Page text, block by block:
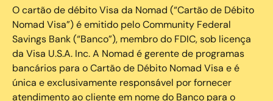
O cartão de débito Visa da Nomad (“Cartão de Débito
Nomad Visa”) é emitido pelo Community Federal
Savings Bank (“Banco”), membro do FDIC, sob licença
da Visa U.S.A. Inc. A Nomad é gerente de programas
bancários para o Cartão de Débito Nomad Visa e é
única e exclusivamente responsável por fornecer
atendimento ao cliente em nome do Banco para o